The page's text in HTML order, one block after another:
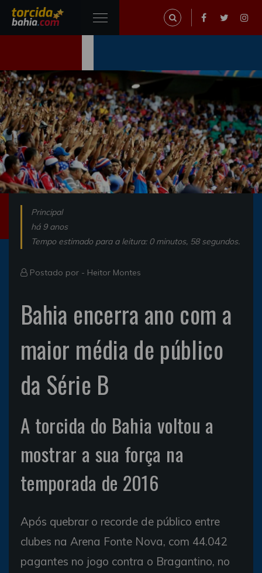
Principal
há 9 anos
Tempo estimado para a leitura: 0 minutos, 58 segundos.
Postado por - Heitor Montes
Bahia encerra ano com a
maior média de público
da Série B
A torcida do Bahia voltou a
mostrar a sua força na
temporada de 2016
Após quebrar o recorde de público entre
clubes na Arena Fonte Nova, com 44.042
pagantes no jogo contra o Bragantino, no